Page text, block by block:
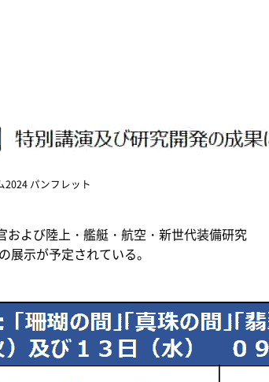
パンフレット
よび陸上・艦艇・航空・新世代装備研究
示が予定されている。